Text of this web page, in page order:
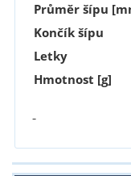
Průměr šípu
Končík šípu
Letky
Hmotnost [g]